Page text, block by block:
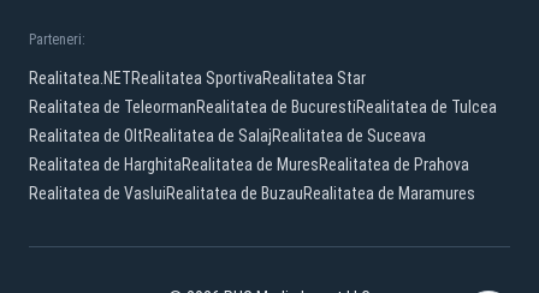
Parteneri:
Realitatea.NETRealitatea SportivaRealitatea Star
Realitatea de TeleormanRealitatea de BucurestiRealitatea de Tulcea
Realitatea de OltRealitatea de SalajRealitatea de Suceava
Realitatea de HarghitaRealitatea de MuresRealitatea de Prahova
Realitatea de VasluiRealitatea de BuzauRealitatea de Maramures